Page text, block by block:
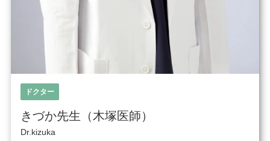
ドクター
きづか先生（木塚医師）
Dr.kizuka